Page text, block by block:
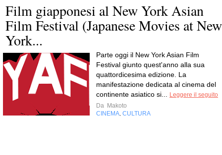
Film giapponesi al New York Asian
Film Festival (Japanese Movies at New
York...
Parte oggi il New York Asian Film
Festival giunto quest'anno alla sua
quattordicesima edizione. La
manifestazione dedicata al cinema del
continente asiatico si...
Leggere il seguito
Da Makoto
CINEMA CULTURA